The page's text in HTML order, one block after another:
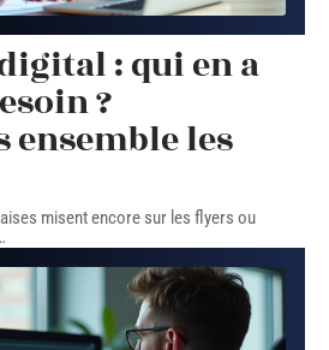
: qui en a
?
ensemble les
misent encore sur les flyers ou